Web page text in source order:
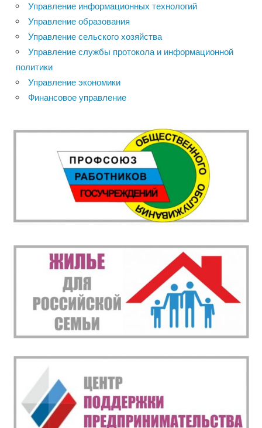
Управление информационных технологий
Управление образования
Управление сельского хозяйства
Управление службы протокола и информационной
политики
Управление экономики
Финансовое управление